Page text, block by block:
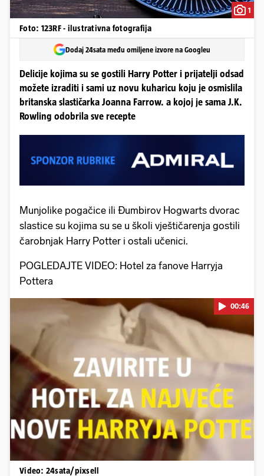
1
Foto: 123RF - ilustrativna fotografija
Dodaj 24sata među omiljene izvore na Googleu
Delicije kojima su se gostili Harry Potter i prijatelji odsad
možete izraditi i sami uz novu kuharicu koju je osmislila
britanska slastičarka Joanna Farrow. a kojoj je sama J.K.
Rowling odobrila sve recepte
Munjolike pogačice ili Đumbirov Hogwarts dvorac
slastice su kojima su se u školi vještičarenja gostili
čarobnjak Harry Potter i ostali učenici.
POGLEDAJTE VIDEO: Hotel za fanove Harryja
Pottera
Pokretanje videa...
00:46
Video: 24sata/pixsell